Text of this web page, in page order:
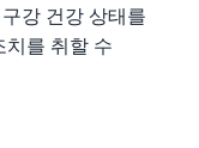
강 건강 상태를
치를 취할 수